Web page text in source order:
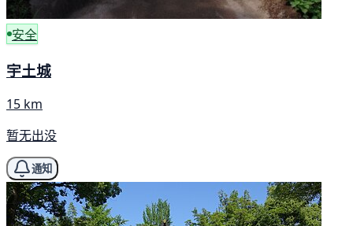
安全
宇土城
15 km
暂无出没
通知